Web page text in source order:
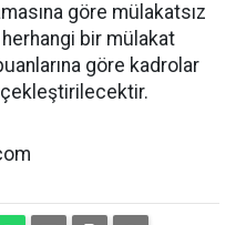
göre mülakatsız
bir mülakat
göre kadrolar